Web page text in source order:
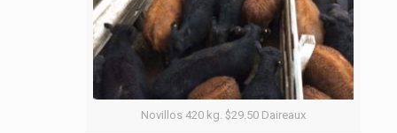
Novillos 420 kg. $29.50 Daireaux